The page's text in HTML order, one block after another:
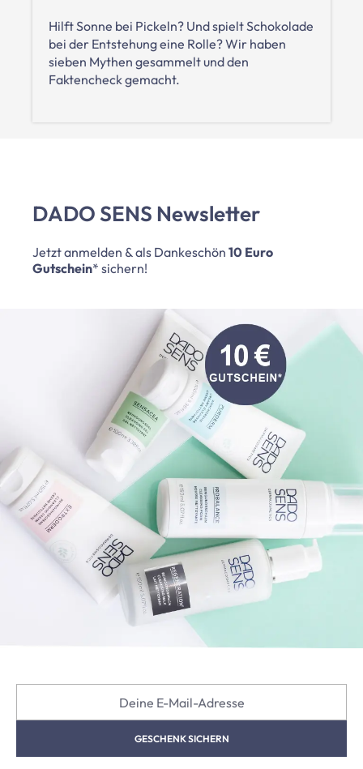
Hilft Sonne bei Pickeln? Und spielt Schokolade
bei der Entstehung eine Rolle? Wir haben
sieben Mythen gesammelt und den
Faktencheck gemacht.
DADO SENS Newsletter
Jetzt anmelden & als Dankeschön 10 Euro
Gutschein* sichern!
GESCHENK SICHERN